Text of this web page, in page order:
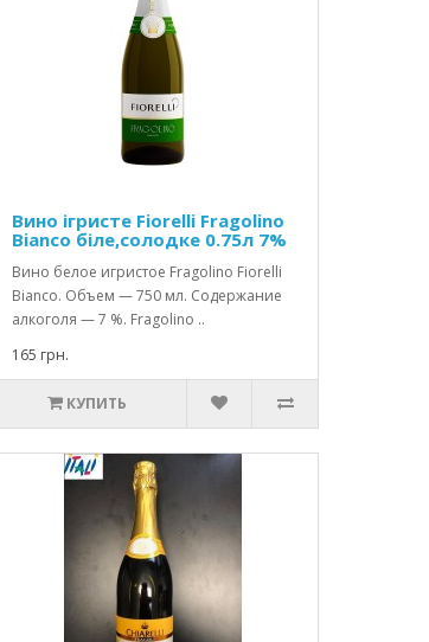
Вино ігристе Fiorelli Fragolino
Bianco біле,солодке 0.75л 7%
Вино белое игристое Fragolino Fiorelli
Bianco. Объем — 750 мл. Содержание
алкоголя — 7 %. Fragolino ..
165 грн.
КУПИТЬ